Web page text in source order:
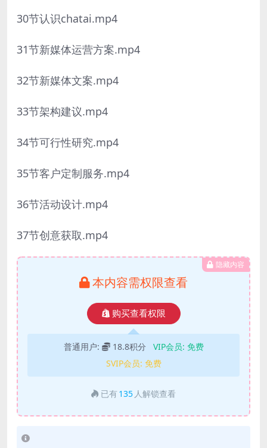
30节认识chatai.mp4
31节新媒体运营方案.mp4
32节新媒体文案.mp4
33节架构建议.mp4
34节可行性研究.mp4
35节客户定制服务.mp4
36节活动设计.mp4
37节创意获取.mp4
隐藏内容
本内容需权限查看
购买查看权限
普通用户: 18.8积分 VIP会员: 免费
SVIP会员: 免费
已有 135 人解锁查看